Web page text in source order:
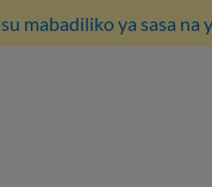
mabadiliko ya sasa